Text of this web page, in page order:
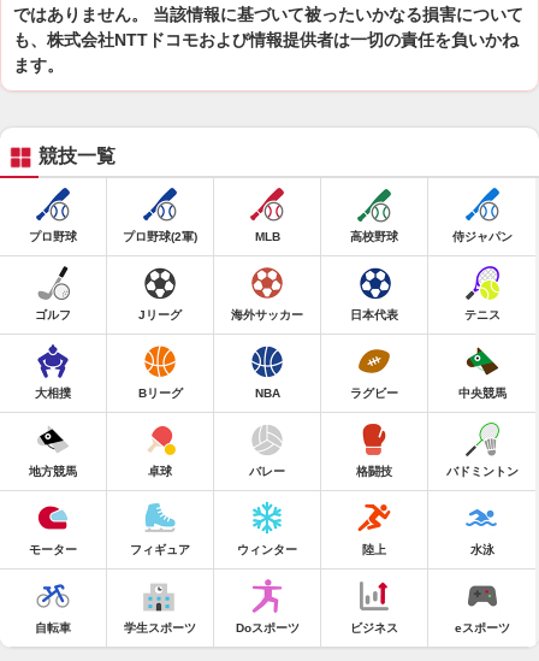
ではありません。 当該情報に基づいて被ったいかなる損害について
も、株式会社NTTドコモおよび情報提供者は一切の責任を負いかね
ます。
競技一覧
プロ野球 プロ野球(2軍) MLB 高校野球 侍ジャパン
ゴルフ Jリーグ 海外サッカー 日本代表 テニス
大相撲 Bリーグ NBA ラグビー 中央競馬
地方競馬 卓球 バレー 格闘技 バドミントン
モーター フィギュア ウィンター 陸上 水泳
自転車 学生スポーツ Doスポーツ ビジネス eスポーツ